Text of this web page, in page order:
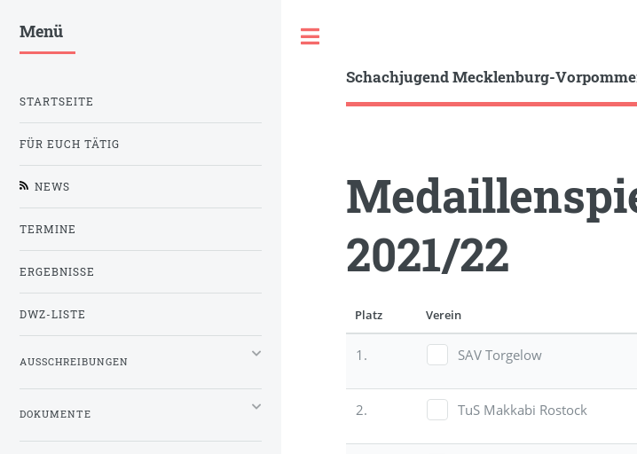
Schachjugend Mecklenburg-
2021/22
Platz Verein
1. SAV Torgelow
2. TuS Makkabi Rostock
Menü
STARTSEITE
FÜR EUCH TÄTIG
NEWS
TERMINE
ERGEBNISSE
DWZ-LISTE
AUSSCHREIBUNGEN
DOKUMENTE